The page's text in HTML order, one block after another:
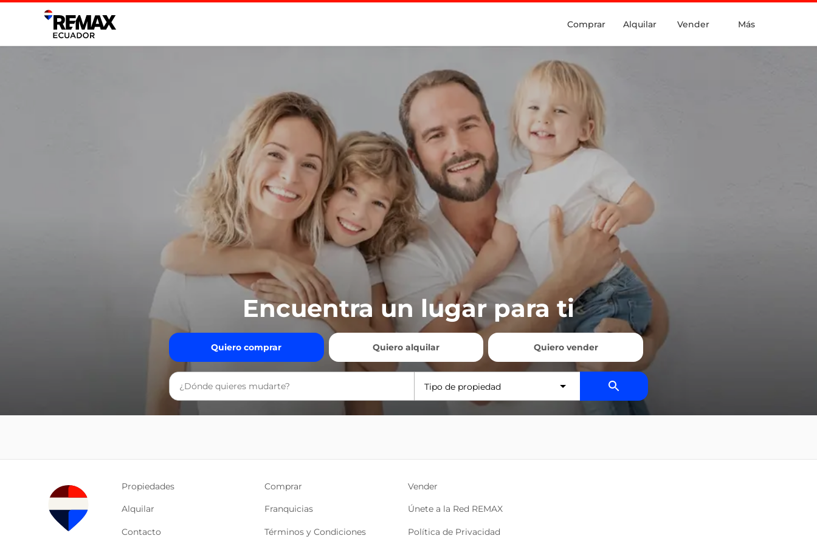
Comprar Alquilar Vender Más
Encuentra un lugar para ti
Quiero comprar Quiero alquilar Quiero vender
Tipo de propiedad
Propiedades Comprar Vender
Alquilar Franquicias Únete a la Red REMAX
Contacto Términos y Condiciones Política de Privacidad